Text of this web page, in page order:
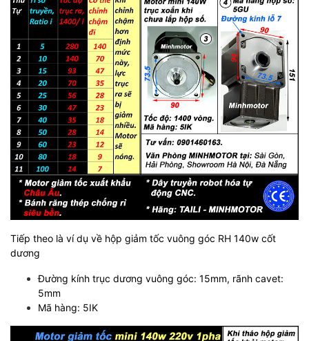
Tiếp theo là ví dụ về hộp giảm tốc vuông góc RH 140w cốt
dương
Đường kính trục dương vuông góc: 15mm, rãnh cavet:
5mm
Mã hàng: 5IK